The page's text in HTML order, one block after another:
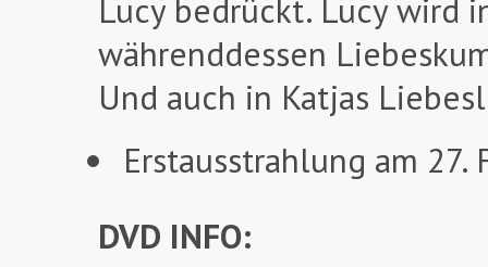
Lucy bedrückt. Lucy wird
währenddessen
Und auch in Katjas
Erstausstrahlung am
DVD INFO: